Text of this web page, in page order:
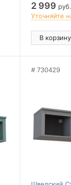
2 999 руб.
Уточняйте
В корзину
730429